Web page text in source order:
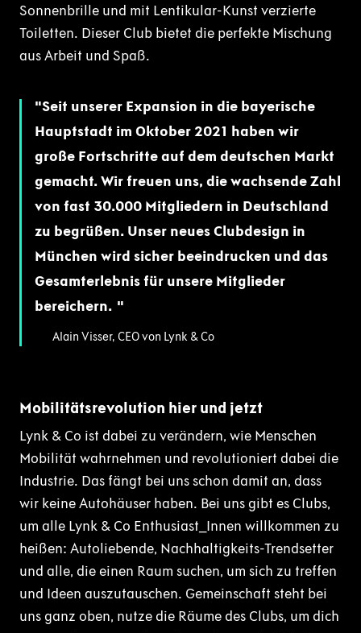
Sonnenbrille und mit Lentikular-Kunst verzierte
Toiletten. Dieser Club bietet die perfekte Mischung
aus Arbeit und Spaß.
Seit unserer Expansion in die bayerische
Hauptstadt im Oktober 2021 haben wir
große Fortschritte auf dem deutschen Markt
gemacht. Wir freuen uns, die wachsende Zahl
von fast 30.000 Mitgliedern in Deutschland
zu begrüßen. Unser neues Clubdesign in
München wird sicher beeindrucken und das
Gesamterlebnis für unsere Mitglieder
bereichern.
Alain Visser, CEO von Lynk & Co
Mobilitätsrevolution hier und jetzt
Lynk & Co ist dabei zu verändern, wie Menschen
Mobilität wahrnehmen und revolutioniert dabei die
Industrie. Das fängt bei uns schon damit an, dass
wir keine Autohäuser haben. Bei uns gibt es Clubs,
um alle Lynk & Co Enthusiast_Innen willkommen zu
heißen: Autoliebende, Nachhaltigkeits-Trendsetter
und alle, die einen Raum suchen, um sich zu treffen
und Ideen auszutauschen. Gemeinschaft steht bei
uns ganz oben, nutze die Räume des Clubs, um dich